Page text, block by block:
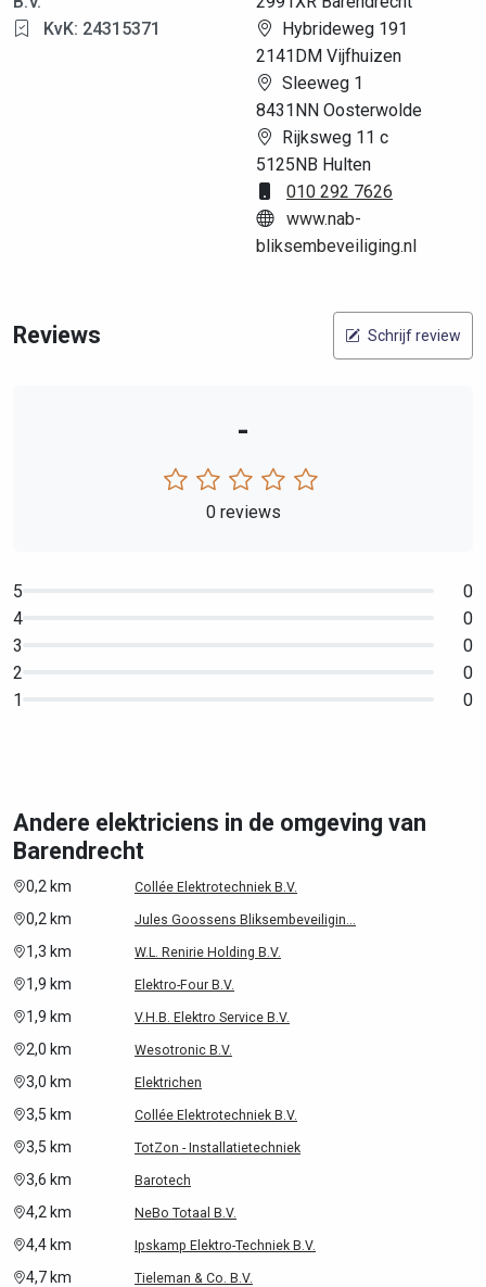
KvK: 24315371
Hybrideweg 191
2141DM Vijfhuizen
Sleeweg 1
8431NN Oosterwolde
Rijksweg 11 c
5125NB Hulten
010 292 7626
www.nab-
bliksembeveiliging.nl
Reviews Schrijf review
-
0 reviews
5
0
4
0
3
0
2
0
1
0
Andere elektriciens in de omgeving van
Barendrecht
0,2 km Collée Elektrotechniek B.V.
0,2 km Jules Goossens Bliksembeveiligin...
1,3 km W.L. Renirie Holding B.V.
1,9 km Elektro-Four B.V.
1,9 km V.H.B. Elektro Service B.V.
2,0 km Wesotronic B.V.
3,0 km Elektrichen
3,5 km Collée Elektrotechniek B.V.
3,5 km TotZon - Installatietechniek
3,6 km Barotech
4,2 km NeBo Totaal B.V.
4,4 km Ipskamp Elektro-Techniek B.V.
4,7 km Tieleman & Co. B.V.